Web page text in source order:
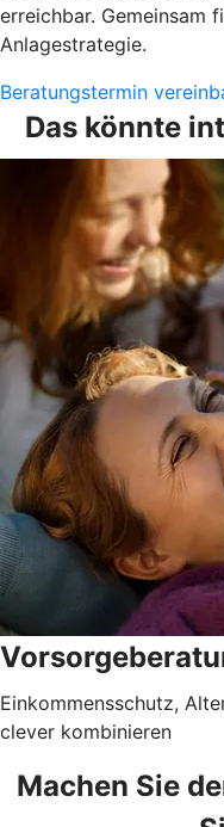
erreichbar. Gemeinsam
Anlagestrategie.
Beratungstermin
Das könnte
Einkommensschutz,
clever kombinieren
Machen Sie